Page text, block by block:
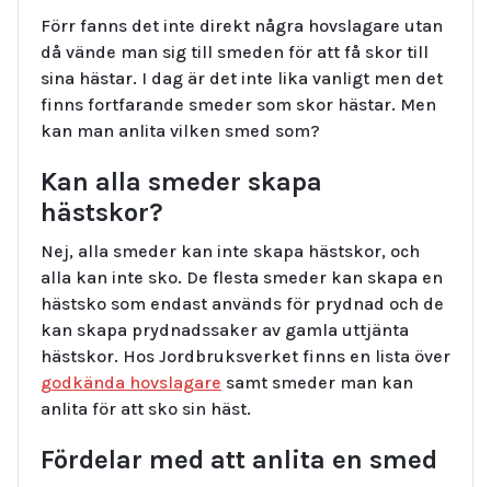
Förr fanns det inte direkt några hovslagare utan
då vände man sig till smeden för att få skor till
sina hästar. I dag är det inte lika vanligt men det
finns fortfarande smeder som skor hästar. Men
kan man anlita vilken smed som?
Kan alla smeder skapa
hästskor?
Nej, alla smeder kan inte skapa hästskor, och
alla kan inte sko. De flesta smeder kan skapa en
hästsko som endast används för prydnad och de
kan skapa prydnadssaker av gamla uttjänta
hästskor. Hos Jordbruksverket finns en lista över
godkända hovslagare samt smeder man kan
anlita för att sko sin häst.
Fördelar med att anlita en smed